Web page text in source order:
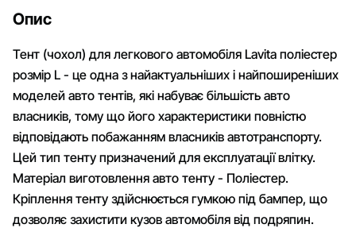
Опис
Тент (чохол) для легкового автомобіля Lavita поліестер
розмір L - це одна з найактуальніших і найпоширеніших
моделей авто тентів, які набуває більшість авто
власників, тому що його характеристики повністю
відповідають побажанням власників автотранспорту.
Цей тип тенту призначений для експлуатації влітку.
Матеріал виготовлення авто тенту - Поліестер.
Кріплення тенту здійснюється гумкою під бампер, що
дозволяє захистити кузов автомобіля від подряпин.